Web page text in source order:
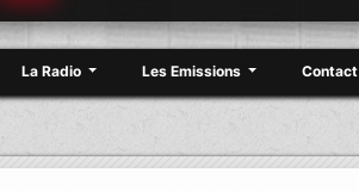
La Radio Les Emissions Contact